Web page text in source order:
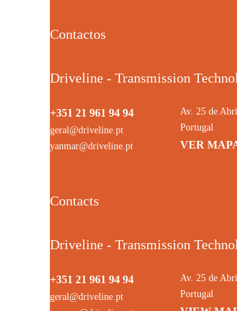
Contactos
Driveline - Transmission
+351 21 961 94 94
geral@driveline.pt
yanmar@driveline.pt
Av. 25 de
Portugal
VER
Contacts
Driveline - Transmission
+351 21 961 94 94
geral@driveline.pt
Av. 25 de
Portugal